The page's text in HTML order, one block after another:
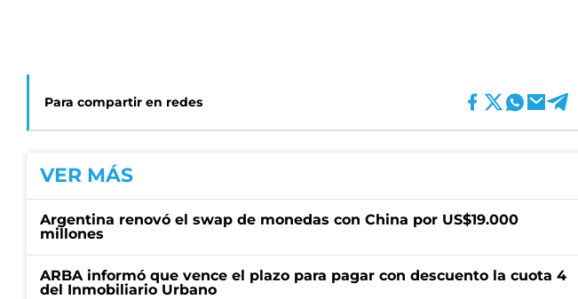
Para compartir en redes
VER MÁS
Argentina renovó el swap de monedas con China por US$19.000
millones
ARBA informó que vence el plazo para pagar con descuento la cuota 4
del Inmobiliario Urbano